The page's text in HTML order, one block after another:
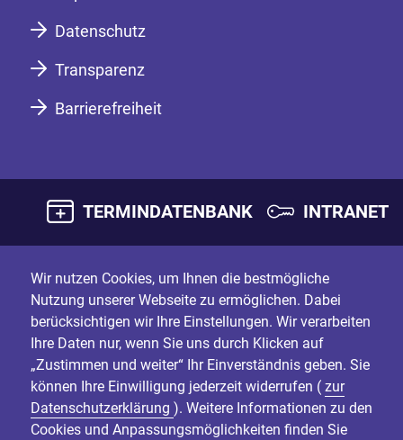
Datenschutz
Transparenz
Barrierefreiheit
TERMINDATENBANK INTRANET
Wir nutzen Cookies, um Ihnen die bestmögliche
Nutzung unserer Webseite zu ermöglichen. Dabei
berücksichtigen wir Ihre Einstellungen. Wir verarbeiten
Ihre Daten nur, wenn Sie uns durch Klicken auf
„Zustimmen und weiter“ Ihr Einverständnis geben. Sie
können Ihre Einwilligung jederzeit widerrufen ( zur
Datenschutzerklärung ). Weitere Informationen zu den
Cookies und Anpassungsmöglichkeiten finden Sie